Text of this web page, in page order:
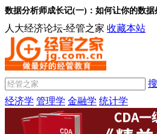
数据分析师成长记(一)：如何让你的数
人大经济论坛-经管之家 收藏本站
经济学 管理学 金融学 统计学